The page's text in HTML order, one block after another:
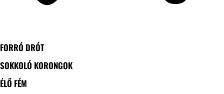
FORRÓ DRÓT
SOKKOLÓ KORONGOK
ÉLŐ FÉM